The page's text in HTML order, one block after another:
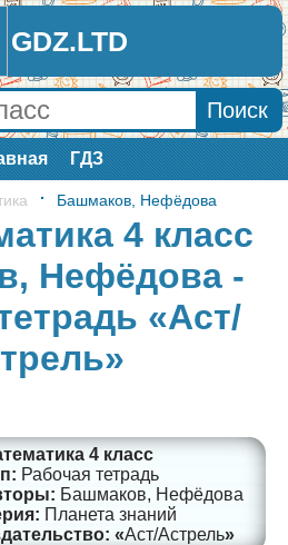
GDZ.LTD
ГДЗ
Башмаков, Нефёдова
4 класс
Нефёдова -
«Аст/
4 класс
Рабочая тетрадь
Башмаков, Нефёдова
Планета знаний
Аст/Астрель